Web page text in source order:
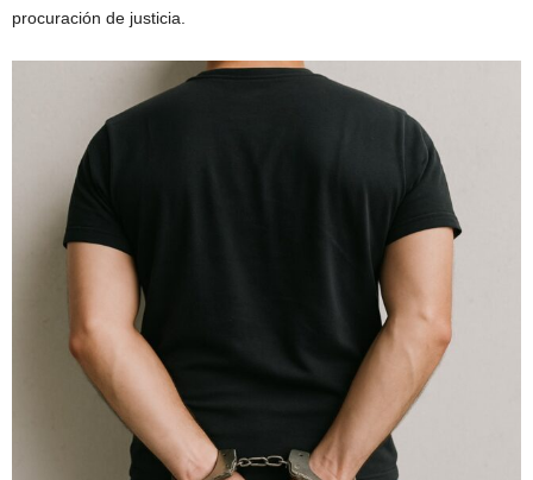
procuración de justicia.